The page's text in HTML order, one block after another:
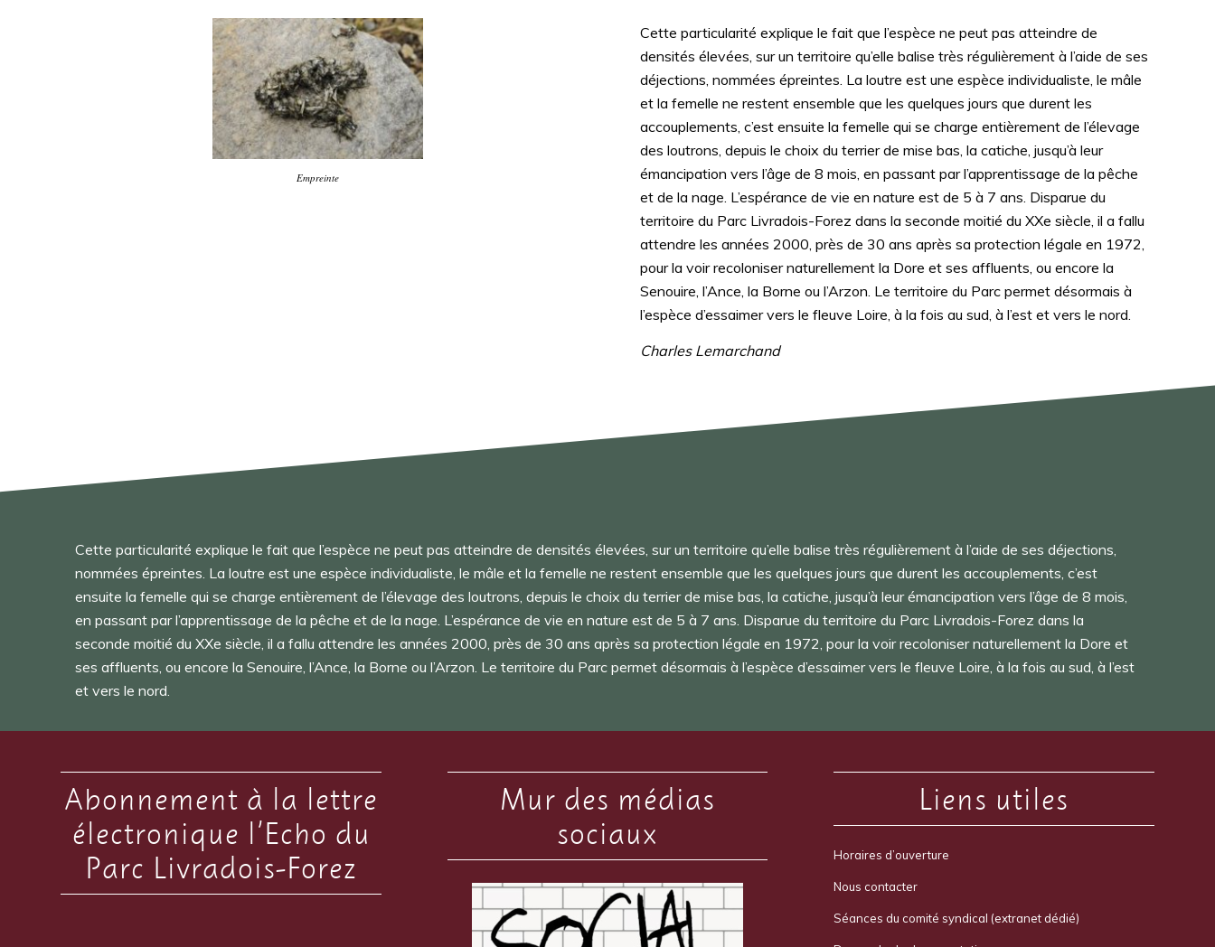
Empreinte
Cette particularité explique le fait que l’espèce ne peut pas atteindre de
densités élevées, sur un territoire qu’elle balise très régulièrement à l’aide de ses
déjections, nommées épreintes. La loutre est une espèce individualiste, le mâle
et la femelle ne restent ensemble que les quelques jours que durent les
accouplements, c’est ensuite la femelle qui se charge entièrement de l’élevage
des loutrons, depuis le choix du terrier de mise bas, la catiche, jusqu’à leur
émancipation vers l’âge de 8 mois, en passant par l’apprentissage de la pêche
et de la nage. L’espérance de vie en nature est de 5 à 7 ans. Disparue du
territoire du Parc Livradois-Forez dans la seconde moitié du XXe siècle, il a fallu
attendre les années 2000, près de 30 ans après sa protection légale en 1972,
pour la voir recoloniser naturellement la Dore et ses affluents, ou encore la
Senouire, l’Ance, la Borne ou l’Arzon. Le territoire du Parc permet désormais à
l’espèce d’essaimer vers le fleuve Loire, à la fois au sud, à l’est et vers le nord.
Charles Lemarchand
Cette particularité explique le fait que l’espèce ne peut pas atteindre de densités élevées, sur un territoire qu’elle balise très régulièrement à l’aide de ses déjections,
nommées épreintes. La loutre est une espèce individualiste, le mâle et la femelle ne restent ensemble que les quelques jours que durent les accouplements, c’est
ensuite la femelle qui se charge entièrement de l’élevage des loutrons, depuis le choix du terrier de mise bas, la catiche, jusqu’à leur émancipation vers l’âge de 8 mois,
en passant par l’apprentissage de la pêche et de la nage. L’espérance de vie en nature est de 5 à 7 ans. Disparue du territoire du Parc Livradois-Forez dans la
seconde moitié du XXe siècle, il a fallu attendre les années 2000, près de 30 ans après sa protection légale en 1972, pour la voir recoloniser naturellement la Dore et
ses affluents, ou encore la Senouire, l’Ance, la Borne ou l’Arzon. Le territoire du Parc permet désormais à l’espèce d’essaimer vers le fleuve Loire, à la fois au sud, à l’est
et vers le nord.
Abonnement à la lettre
électronique l’Echo du
Parc Livradois-Forez
Mur des médias
sociaux
Liens utiles
Horaires d’ouverture
Nous contacter
Séances du comité syndical (extranet dédié)